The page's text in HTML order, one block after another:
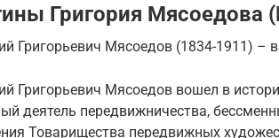
Григория Мясоедова
Григорьевич Мясоедов (1834-1911)
Григорьевич Мясоедов вошел в
деятель передвижничества,
Товарищества передвижных